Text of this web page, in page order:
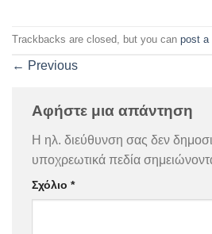
Trackbacks are closed, but you can post a
← Previous
Αφήστε μια απάντηση
Η ηλ. διεύθυνση σας δεν
υποχρεωτικά πεδία
Σχόλιο *